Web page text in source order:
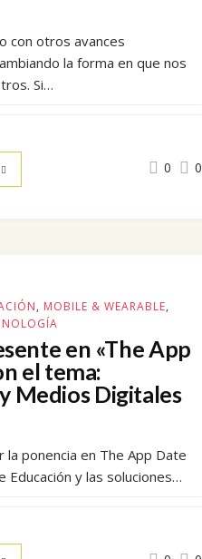
con otros avances
la forma en que nos
Si…
0 0
, MOBILE & WEARABLE,
en «The App
el tema:
Medios Digitales
ponencia en The App Date
Educación y las soluciones…